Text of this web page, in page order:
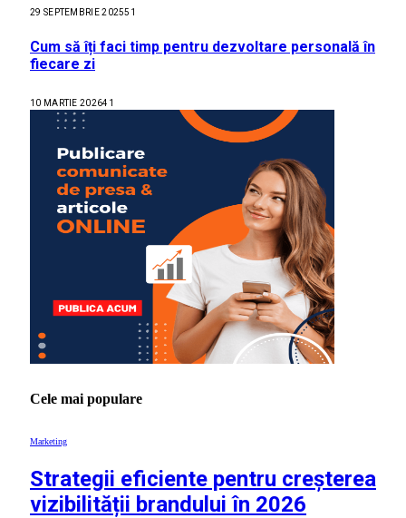
29 SEPTEMBRIE 202551
Cum să îți faci timp pentru dezvoltare personală în
fiecare zi
10 MARTIE 202641
Cele mai populare
Marketing
Strategii eficiente pentru creșterea
vizibilității brandului în 2026